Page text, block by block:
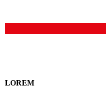
LOREM